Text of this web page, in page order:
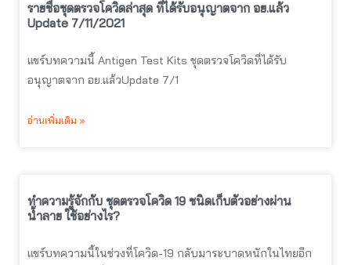
รายชื่อชุดตรวจโควิดล่าสุด ที่ได้รับอนุญาตจาก อย.แล้ว
Update 7/11/2021
แชร์บทความนี้ Antigen Test Kits ชุดตรวจโควิดที่ได้รับ
อนุญาตจาก อย.แล้วUpdate 7/1
อ่านเพิ่มเติม »
ทำความรู้จักกับ ชุดตรวจโควิด 19 ชนิดเก็บตัวอย่างผ่าน
น้ำลาย ใช้อย่างไร?
แชร์บทความนี้ในช่วงที่โควิด-19 กลับมาระบาดหนักในไทยอีก